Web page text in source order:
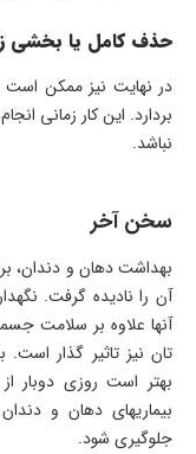
حذف کامل یا بخشی
در نهایت نیز ممکن است
بردارد. این کار زمانی
نباشد.
سخن آخر
بهداشت دهان و دندان،
آن را نادیده گرفت.
آنها علاوه بر سلامت
تان نیز تاثیر گذار است.
بهتر است روزی دوبار
بیماریهای دهان و
جلوگیری شود.